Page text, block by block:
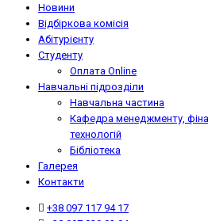
Новини
Відбіркова комісія
Абітурієнту
Студенту
Оплата Online
Навчальні підрозділи
Навчальна частина
Кафедра менеджменту,
технологій
Бібліотека
Галерея
Контакти
+38 097 117 94 17